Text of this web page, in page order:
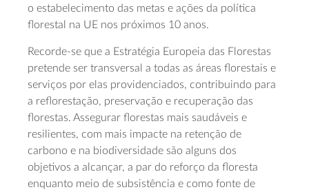
o estabelecimento das metas e ações da política
florestal na UE nos próximos 10 anos.
Recorde-se que a Estratégia Europeia das Florestas
pretende ser transversal a todas as áreas florestais e
serviços por elas providenciados, contribuindo para
a reflorestação, preservação e recuperação das
florestas. Assegurar florestas mais saudáveis e
resilientes, com mais impacte na retenção de
carbono e na biodiversidade são alguns dos
objetivos a alcançar, a par do reforço da floresta
enquanto meio de subsistência e como fonte de